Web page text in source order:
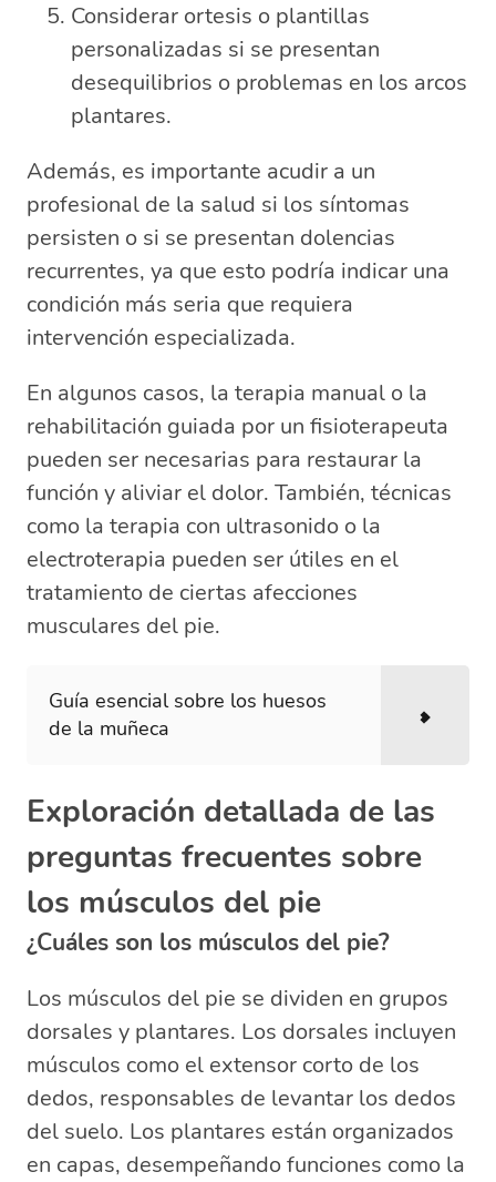
Considerar ortesis o plantillas
personalizadas si se presentan
desequilibrios o problemas en los arcos
plantares.
Además, es importante acudir a un
profesional de la salud si los síntomas
persisten o si se presentan dolencias
recurrentes, ya que esto podría indicar una
condición más seria que requiera
intervención especializada.
En algunos casos, la terapia manual o la
rehabilitación guiada por un fisioterapeuta
pueden ser necesarias para restaurar la
función y aliviar el dolor. También, técnicas
como la terapia con ultrasonido o la
electroterapia pueden ser útiles en el
tratamiento de ciertas afecciones
musculares del pie.
Guía esencial sobre los huesos
de la muñeca
Exploración detallada de las
preguntas frecuentes sobre
los músculos del pie
¿Cuáles son los músculos del pie?
Los músculos del pie se dividen en grupos
dorsales y plantares. Los dorsales incluyen
músculos como el extensor corto de los
dedos, responsables de levantar los dedos
del suelo. Los plantares están organizados
en capas, desempeñando funciones como la